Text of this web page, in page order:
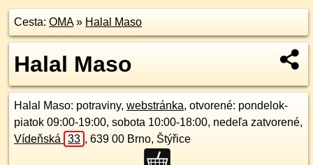
Cesta: OMA» Halal Maso
Halal Maso
Halal Maso: potraviny, webstránka, otvorené: pondelok-
piatok 09:00-19:00, sobota 10:00-18:00, nedeľa zatvorené,
Vídeňská
33 , 639 00 Brno, Štýřice